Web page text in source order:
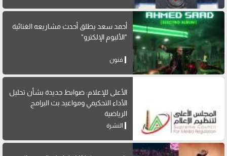
أحمد سعد يطلق أحدث مشاريعه الغنائية
"الألبوم الإلكترو"
فنون
الأعلى للإعلام: ضوابط جديدة بشأن تحليل
الأداء التحكيمي ومواعيد بث البرامج
الرياضية
النشرة